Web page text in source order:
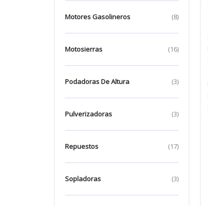
Motores Gasolineros (8)
Motosierras (16)
Podadoras De Altura (3)
Pulverizadoras (3)
Repuestos (17)
Sopladoras (3)